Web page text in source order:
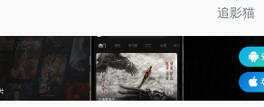
追影猫